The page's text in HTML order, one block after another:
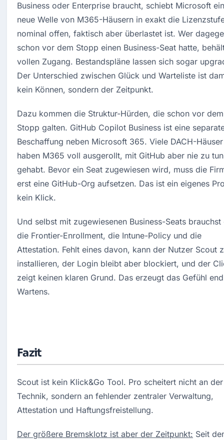
Business oder Enterprise braucht, schiebt Microsoft
neue Welle von M365-Häusern in exakt die
nominal offen, faktisch aber überlastet ist. Wer
schon vor dem Stopp einen Business-Seat hatte,
vollen Zugang. Bestandspläne lassen sich sogar
Der Unterschied zwischen Glück und Warteliste ist
kein Können, sondern der Zeitpunkt.
Dazu kommen die Struktur-Hürden, die schon vor dem
Stopp galten. GitHub Copilot Business ist eine
Beschaffung neben Microsoft 365. Viele DACH-Häuser
haben M365 voll ausgerollt, mit GitHub aber nie zu tun
gehabt. Bevor ein Seat zugewiesen wird, muss die
erst eine GitHub-Org aufsetzen. Das ist ein eigenes
kein Klick.
Und selbst mit zugewiesenen Business-Seats brauchst
die Frontier-Enrollment, die Intune-Policy und die
Attestation. Fehlt eines davon, kann der Nutzer Scout
installieren, der Login bleibt aber blockiert, und der
zeigt keinen klaren Grund. Das erzeugt das Gefühl
Wartens.
Fazit
Scout ist kein Klick&Go Tool. Pro scheitert nicht an der
Technik, sondern an fehlender zentraler Verwaltung,
Attestation und Haftungsfreistellung.
Der größere Bremsklotz ist aber der Zeitpunkt: Seit